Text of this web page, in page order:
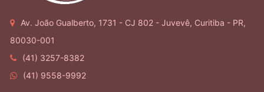
Av. João Gualberto, 1731 - CJ 802 - Juvevê, Curitiba - PR,
80030-001
(41) 3257-8382
(41) 9558-9992